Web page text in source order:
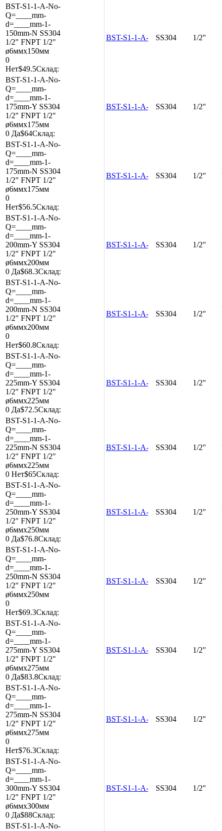
BST-S1-1-A-No-
Q=____mm-
d=____mm-1-
150mm-N SS304
1/2" FNPT 1/2"
ø6ммx150мм
0
Нет$49.5Склад:
BST-S1-1-A-No-Q=____mm-
SS304 1/2"
BST-S1-1-A-No-
Q=____mm-
d=____mm-1-
175mm-Y SS304
1/2" FNPT 1/2"
ø6ммx175мм
0 Да$64Склад:
BST-S1-1-A-No-Q=____mm-
SS304 1/2"
BST-S1-1-A-No-
Q=____mm-
d=____mm-1-
175mm-N SS304
1/2" FNPT 1/2"
ø6ммx175мм
0
Нет$56.5Склад:
BST-S1-1-A-No-Q=____mm-
SS304 1/2"
BST-S1-1-A-No-
Q=____mm-
d=____mm-1-
200mm-Y SS304
1/2" FNPT 1/2"
ø6ммx200мм
0 Да$68.3Склад:
BST-S1-1-A-No-Q=____mm-
SS304 1/2"
BST-S1-1-A-No-
Q=____mm-
d=____mm-1-
200mm-N SS304
1/2" FNPT 1/2"
ø6ммx200мм
0
Нет$60.8Склад:
BST-S1-1-A-No-Q=____mm-
SS304 1/2"
BST-S1-1-A-No-
Q=____mm-
d=____mm-1-
225mm-Y SS304
1/2" FNPT 1/2"
ø6ммx225мм
0 Да$72.5Склад:
BST-S1-1-A-No-Q=____mm-
SS304 1/2"
BST-S1-1-A-No-
Q=____mm-
d=____mm-1-
225mm-N SS304
1/2" FNPT 1/2"
ø6ммx225мм
0 Нет$65Склад:
BST-S1-1-A-No-Q=____mm-
SS304 1/2"
BST-S1-1-A-No-
Q=____mm-
d=____mm-1-
250mm-Y SS304
1/2" FNPT 1/2"
ø6ммx250мм
0 Да$76.8Склад:
BST-S1-1-A-No-Q=____mm-
SS304 1/2"
BST-S1-1-A-No-
Q=____mm-
d=____mm-1-
250mm-N SS304
1/2" FNPT 1/2"
ø6ммx250мм
0
Нет$69.3Склад:
BST-S1-1-A-No-Q=____mm-
SS304 1/2"
BST-S1-1-A-No-
Q=____mm-
d=____mm-1-
275mm-Y SS304
1/2" FNPT 1/2"
ø6ммx275мм
0 Да$83.8Склад:
BST-S1-1-A-No-Q=____mm-
SS304 1/2"
BST-S1-1-A-No-
Q=____mm-
d=____mm-1-
275mm-N SS304
1/2" FNPT 1/2"
ø6ммx275мм
0
Нет$76.3Склад:
BST-S1-1-A-No-Q=____mm-
SS304 1/2"
BST-S1-1-A-No-
Q=____mm-
d=____mm-1-
300mm-Y SS304
1/2" FNPT 1/2"
ø6ммx300мм
0 Да$88Склад:
BST-S1-1-A-No-Q=____mm-
SS304 1/2"
BST-S1-1-A-No-